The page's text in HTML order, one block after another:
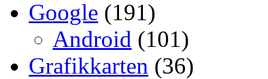
Google (191)
Android (101)
Grafikkarten (36)